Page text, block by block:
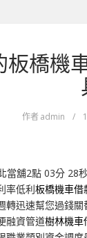
板橋機
作者 admin /
當舖2點 03分 28
率低利板橋機車借
轉迅速幫您過錢
融資管道樹林機車